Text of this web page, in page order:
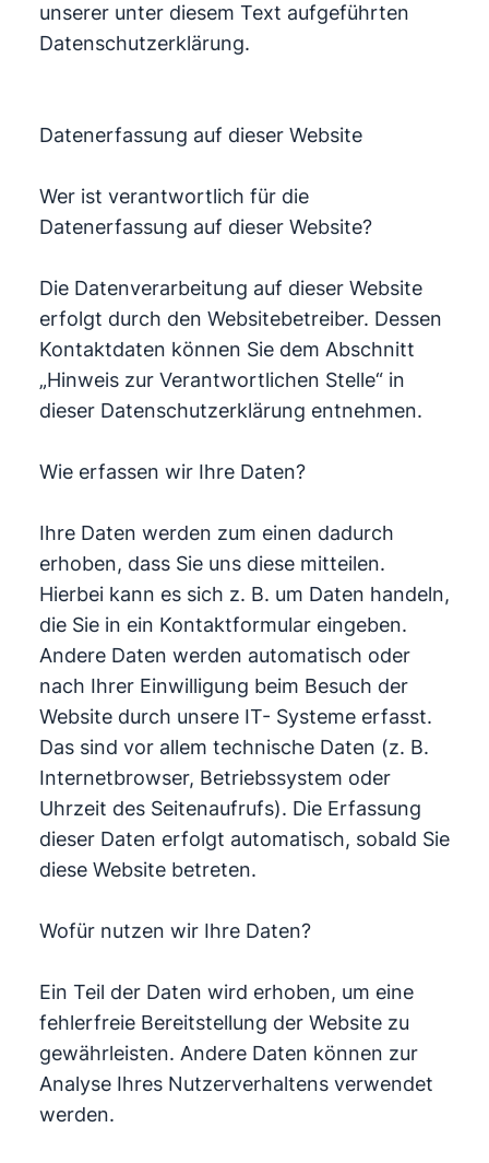
unserer unter diesem Text aufgeführten
Datenschutzerklärung.
Datenerfassung auf dieser Website
Wer ist verantwortlich für die
Datenerfassung auf dieser Website?
Die Datenverarbeitung auf dieser Website
erfolgt durch den Websitebetreiber. Dessen
Kontaktdaten können Sie dem Abschnitt
„Hinweis zur Verantwortlichen Stelle“ in
dieser Datenschutzerklärung entnehmen.
Wie erfassen wir Ihre Daten?
Ihre Daten werden zum einen dadurch
erhoben, dass Sie uns diese mitteilen.
Hierbei kann es sich z. B. um Daten handeln,
die Sie in ein Kontaktformular eingeben.
Andere Daten werden automatisch oder
nach Ihrer Einwilligung beim Besuch der
Website durch unsere IT- Systeme erfasst.
Das sind vor allem technische Daten (z. B.
Internetbrowser, Betriebssystem oder
Uhrzeit des Seitenaufrufs). Die Erfassung
dieser Daten erfolgt automatisch, sobald Sie
diese Website betreten.
Wofür nutzen wir Ihre Daten?
Ein Teil der Daten wird erhoben, um eine
fehlerfreie Bereitstellung der Website zu
gewährleisten. Andere Daten können zur
Analyse Ihres Nutzerverhaltens verwendet
werden.